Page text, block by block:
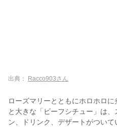
出典： Racco903さん
ローズマリーとともにホロホロ
と大きな「ビーフシチュー」は
ン、ドリンク、デザートがついて